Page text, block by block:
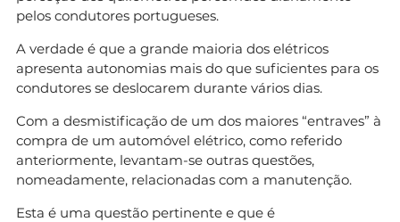
pelos condutores portugueses.
A verdade é que a grande maioria dos elétricos
apresenta autonomias mais do que suficientes para os
condutores se deslocarem durante vários dias.
Com a desmistificação de um dos maiores “entraves” à
compra de um automóvel elétrico, como referido
anteriormente, levantam-se outras questões,
nomeadamente, relacionadas com a manutenção.
Esta é uma questão pertinente e que é